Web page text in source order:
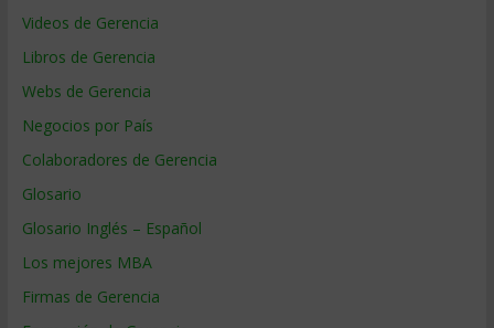
Videos de Gerencia
Libros de Gerencia
Webs de Gerencia
Negocios por País
Colaboradores de Gerencia
Glosario
Glosario Inglés – Español
Los mejores MBA
Firmas de Gerencia